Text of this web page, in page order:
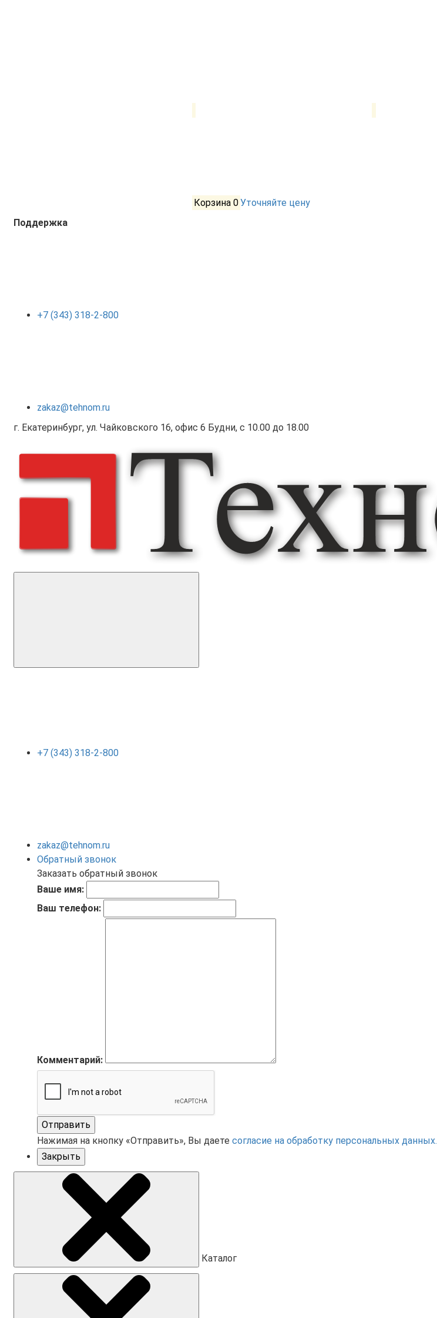
Корзина 0Уточняйте цену
Поддержка
+7 (343) 318-2-800
zakaz@tehnom.ru
г. Екатеринбург, ул. Чайковского 16, офис 6 Будни, с 10.00 до 18.00
+7 (343) 318-2-800
zakaz@tehnom.ru
Обратный звонок
Заказать обратный звонок
Ваше имя:
Ваш телефон:
Комментарий:
Отправить
Нажимая на кнопку «Отправить», Вы даете согласие на обработку персональных данных.
Закрыть
Каталог